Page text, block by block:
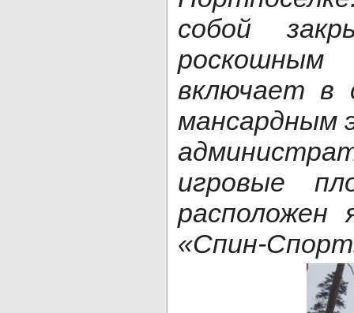
собой
роскошным
включает в
мансардным
игровые
расположен
«Спин-